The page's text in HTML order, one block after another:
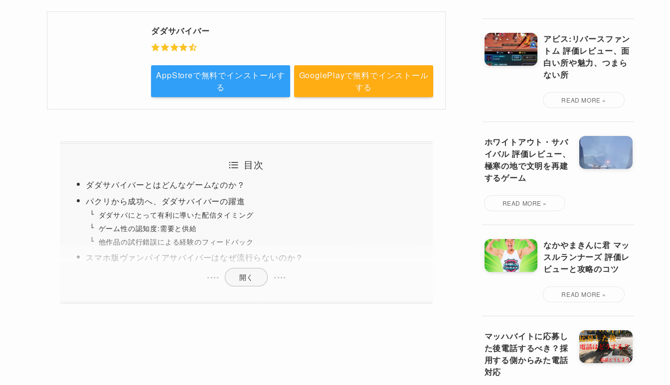
ダダサバイバー
AppStoreで無料でインストールす
る
GooglePlayで無料でインストール
する
目次
ダダサバイバーとはどんなゲームなのか？
パクリから成功へ、ダダサバイバーの躍進
ダダサバにとって有利に導いた配信タイミング
ゲーム性の認知度:需要と供給
他作品の試行錯誤による経験のフィードバック
スマホ版ヴァンパイアサバイバーはなぜ流行らないのか？
開く
アビス:リバースファン
トム 評価レビュー、面
白い所や魅力、つまら
ない所
ホワイトアウト・サバ
イバル 評価レビュー、
極寒の地で文明を再建
するゲーム
なかやまきんに君 マッ
スルランナーズ 評価レ
ビューと攻略のコツ
マッハバイトに応募し
た後電話するべき？採
用する側からみた電話
対応